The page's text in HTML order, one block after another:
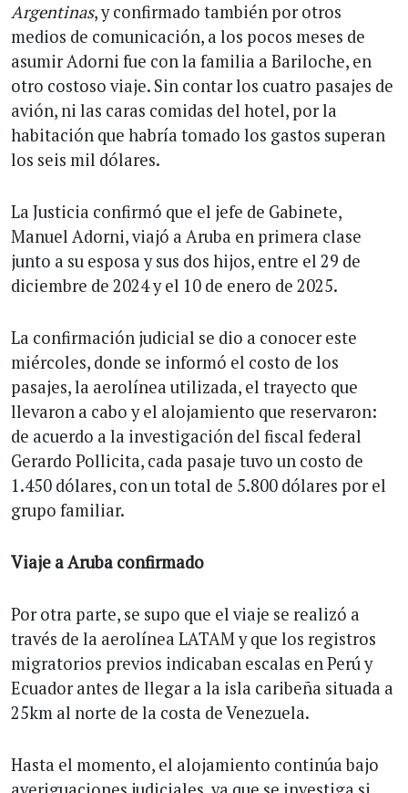
Argentinas, y confirmado también por otros
medios de comunicación, a los pocos meses de
asumir Adorni fue con la familia a Bariloche, en
otro costoso viaje. Sin contar los cuatro pasajes de
avión, ni las caras comidas del hotel, por la
habitación que habría tomado los gastos superan
los seis mil dólares.
La Justicia confirmó que el jefe de Gabinete,
Manuel Adorni, viajó a Aruba en primera clase
junto a su esposa y sus dos hijos, entre el 29 de
diciembre de 2024 y el 10 de enero de 2025.
La confirmación judicial se dio a conocer este
miércoles, donde se informó el costo de los
pasajes, la aerolínea utilizada, el trayecto que
llevaron a cabo y el alojamiento que reservaron:
de acuerdo a la investigación del fiscal federal
Gerardo Pollicita, cada pasaje tuvo un costo de
1.450 dólares, con un total de 5.800 dólares por el
grupo familiar.
Viaje a Aruba confirmado
Por otra parte, se supo que el viaje se realizó a
través de la aerolínea LATAM y que los registros
migratorios previos indicaban escalas en Perú y
Ecuador antes de llegar a la isla caribeña situada a
25km al norte de la costa de Venezuela.
Hasta el momento, el alojamiento continúa bajo